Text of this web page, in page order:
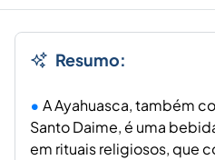
Resumo:
A Ayahuasca, também
Santo Daime, é uma
em rituais religiosos, que